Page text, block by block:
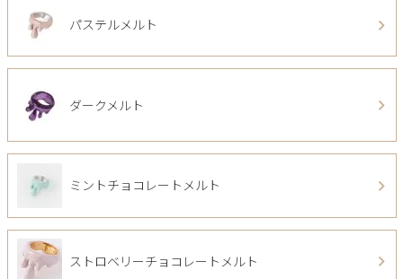
パステルメルト
ダークメルト
ミントチョコレートメルト
ストロベリーチョコレートメルト